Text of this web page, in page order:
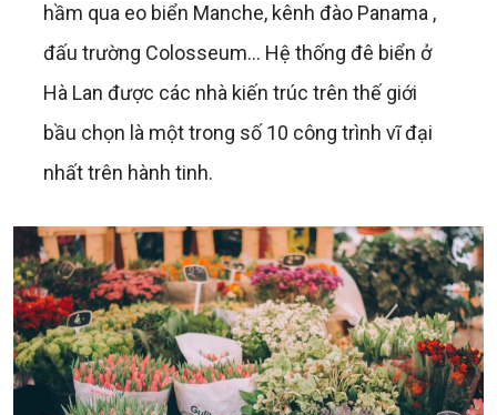
hầm qua eo biển Manche, kênh đào Panama ,
đấu trường Colosseum… Hệ thống đê biển ở
Hà Lan được các nhà kiến trúc trên thế giới
bầu chọn là một trong số 10 công trình vĩ đại
nhất trên hành tinh.